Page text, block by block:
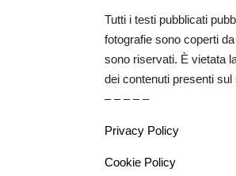
Tutti i testi pubblicati
fotografie sono coperti
sono riservati. È vietata
dei contenuti presenti sul
– – – – –
Privacy Policy
Cookie Policy